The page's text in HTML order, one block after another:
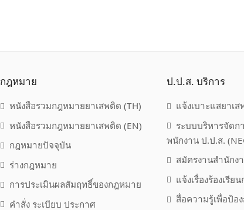
กฎหมาย
หนังสือรวมกฎหมายยาเสพติด (TH)
หนังสือรวมกฎหมายยาเสพติด (EN)
กฎหมายปัจจุบัน
ร่างกฎหมาย
การประเมินผลสัมฤทธิ์ของกฎหมาย
คำสั่ง ระเบียบ ประกาศ
ป.ป.ส. บริการ
แจ้งเบาะแสยาเ
ระบบบริหารจัดก
พนักงาน ป.ป.ส.
สมัครงานสำนักง
แจ้งเรื่องร้องเรีย
สื่อความรู้เพื่อป้อ